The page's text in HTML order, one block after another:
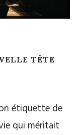
TÊTE
étiquette de
qui méritait